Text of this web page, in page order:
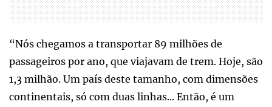
“Nós chegamos a transportar 89 milhões de
passageiros por ano, que viajavam de trem. Hoje, são
1,3 milhão. Um país deste tamanho, com dimensões
continentais, só com duas linhas... Então, é um